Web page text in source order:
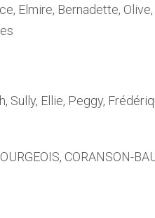
Elmire, Bernadette,
Sully, Ellie, Peggy,
CORANSON-